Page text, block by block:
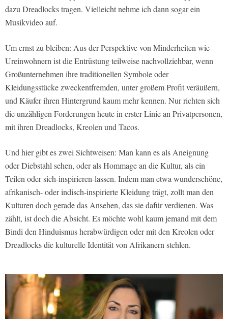
dazu Dreadlocks tragen. Vielleicht nehme ich dann sogar ein
Musikvideo auf.
Um ernst zu bleiben: Aus der Perspektive von Minderheiten wie
Ureinwohnern ist die Entrüstung teilweise nachvollziehbar, wenn
Großunternehmen ihre traditionellen Symbole oder
Kleidungsstücke zweckentfremden, unter großem Profit veräußern,
und Käufer ihren Hintergrund kaum mehr kennen. Nur richten sich
die unzähligen Forderungen heute in erster Linie an Privatpersonen,
mit ihren Dreadlocks, Kreolen und Tacos.
Und hier gibt es zwei Sichtweisen: Man kann es als Aneignung
oder Diebstahl sehen, oder als Hommage an die Kultur, als ein
Teilen oder sich-inspirieren-lassen. Indem man etwa wunderschöne,
afrikanisch- oder indisch-inspirierte Kleidung trägt, zollt man den
Kulturen doch gerade das Ansehen, das sie dafür verdienen. Was
zählt, ist doch die Absicht. Es möchte wohl kaum jemand mit dem
Bindi den Hinduismus herabwürdigen oder mit den Kreolen oder
Dreadlocks die kulturelle Identität von Afrikanern stehlen.